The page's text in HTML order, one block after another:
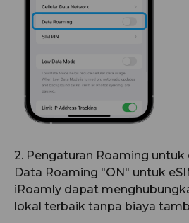
2. Pengaturan Roaming untuk
Data Roaming "ON" untuk
iRoamly dapat
lokal terbaik tanpa biaya